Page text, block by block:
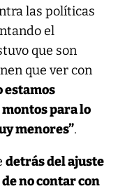
las políticas
el
que son
que ver con
estamos
para lo
menores”.
detrás del ajuste
no contar con